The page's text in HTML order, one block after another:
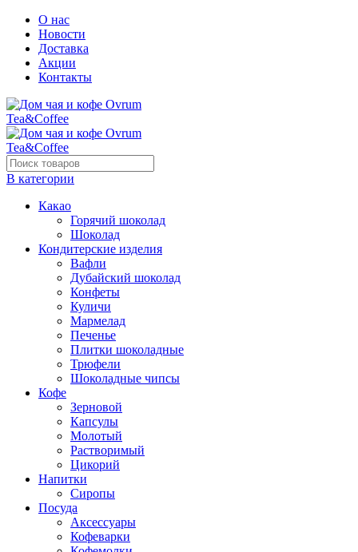
О нас
Новости
Доставка
Акции
Контакты
В категории
Какао
Горячий шоколад
Шоколад
Кондитерские изделия
Вафли
Дубайский шоколад
Конфеты
Куличи
Мармелад
Печенье
Плитки шоколадные
Трюфели
Шоколадные чипсы
Кофе
Зерновой
Капсулы
Молотый
Растворимый
Цикорий
Напитки
Сиропы
Посуда
Аксессуары
Кофеварки